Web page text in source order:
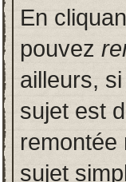
En
pouvez
ailleurs,
sujet est
remontée
sujet